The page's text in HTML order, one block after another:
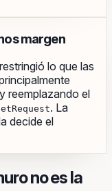
margen
lo que las
reemplazando el
. La
decide el
no es la